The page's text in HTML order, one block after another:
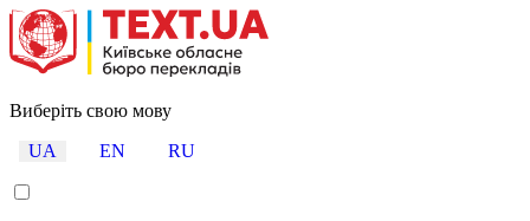
Виберіть свою мову
UA
EN RU